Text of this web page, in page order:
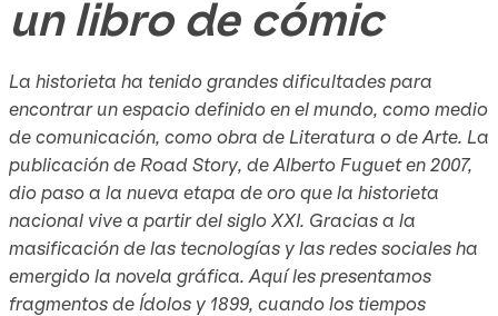
un libro de cómic
La historieta ha tenido grandes dificultades para
encontrar un espacio definido en el mundo, como medio
de comunicación, como obra de Literatura o de Arte. La
publicación de Road Story, de Alberto Fuguet en 2007,
dio paso a la nueva etapa de oro que la historieta
nacional vive a partir del siglo XXI. Gracias a la
masificación de las tecnologías y las redes sociales ha
emergido la novela gráfica. Aquí les presentamos
fragmentos de Ídolos y 1899, cuando los tiempos